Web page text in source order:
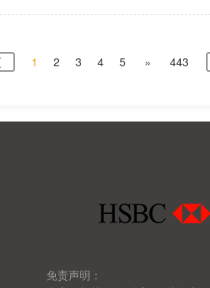
1 2 3 4 5 » 443
免责声明：